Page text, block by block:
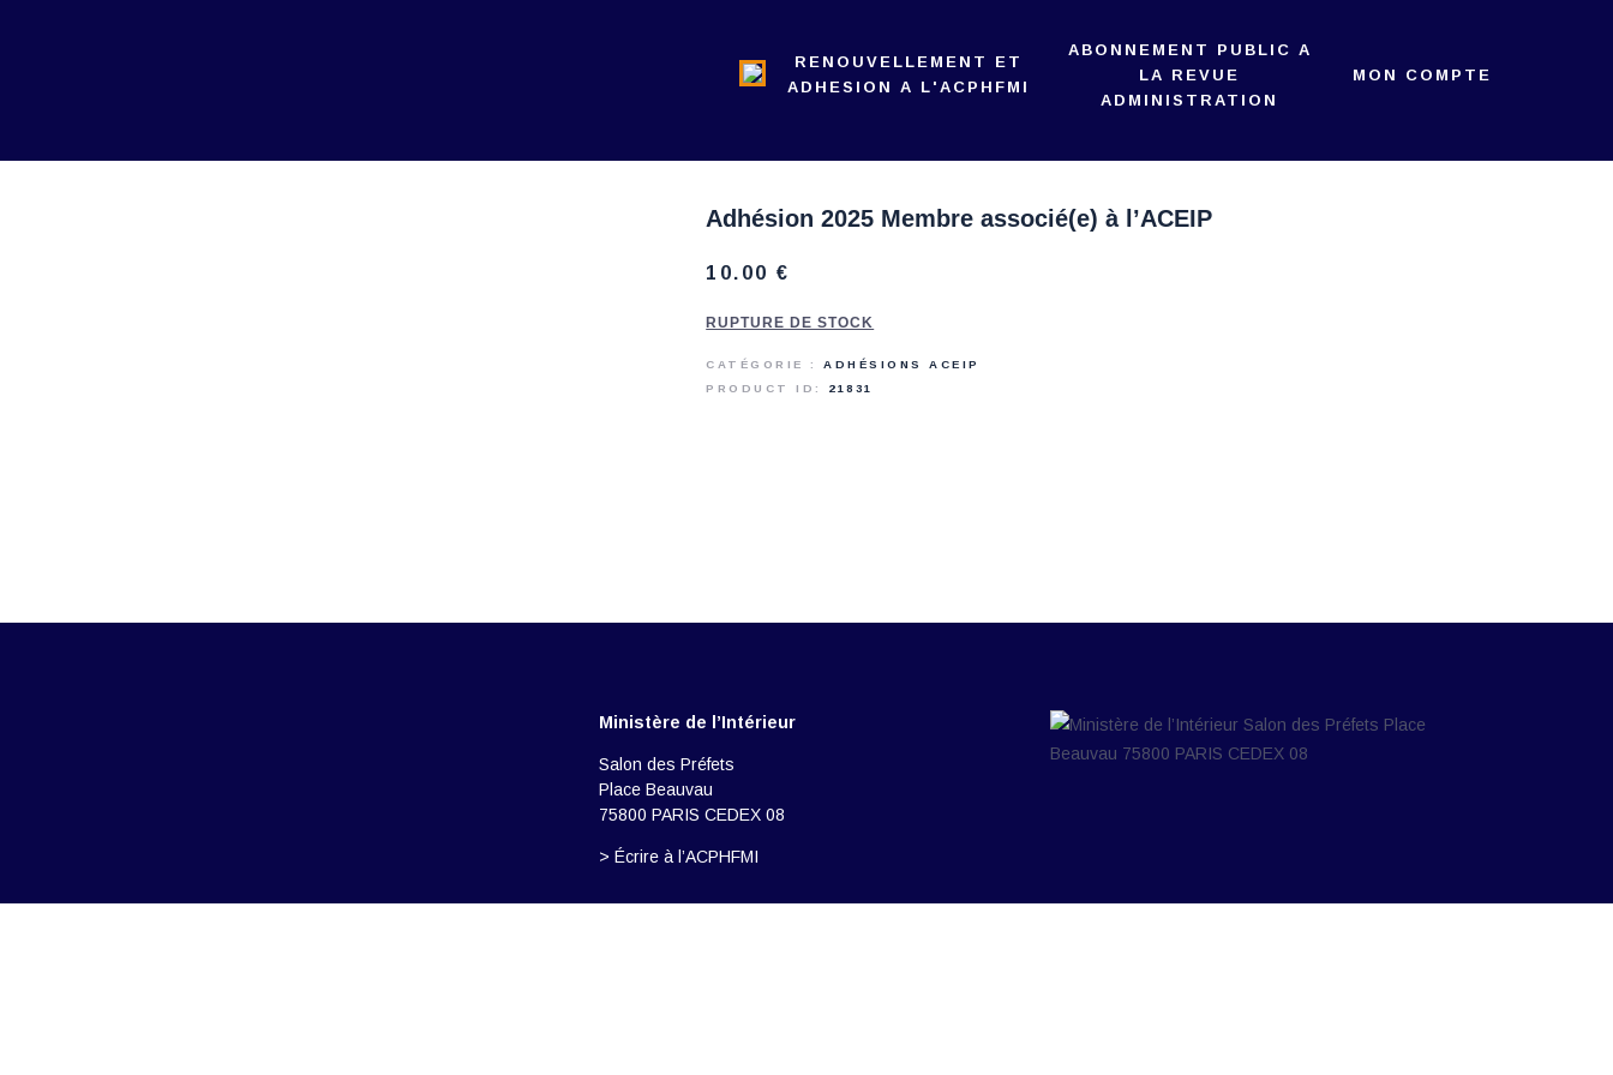
RENOUVELLEMENT ET
ADHESION A L'ACPHFMI
ABONNEMENT PUBLIC A
LA REVUE
ADMINISTRATION
MON COMPTE
NOS ACTIONS
REVUE
ADMINISTRATION
Adhésion 2025 Membre associé(e) à l’ACEIP
10. 00 €
RUPTURE DE STOCK
CATÉGORIE :ADHÉSIONS ACEIP
PRODUCT ID: 21831
Ministère de l’Intérieur
Salon des Préfets
Place Beauvau
75800 PARIS CEDEX 08
> Écrire à l’ACPHFMI